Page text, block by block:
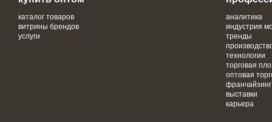
каталог товаров
витрины брендов
услуги
аналитика
индустрия
тренды
технологии
торговая
оптовая
франчайзинг
выставки
карьера